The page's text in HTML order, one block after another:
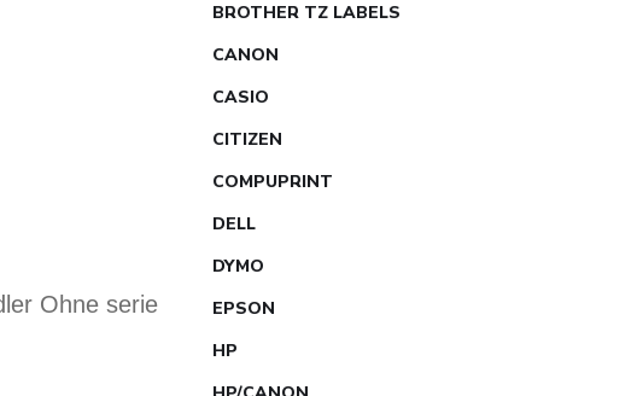
Ohne serie
BROTHER TZ LABELS
CANON
CASIO
CITIZEN
COMPUPRINT
DELL
DYMO
EPSON
HP